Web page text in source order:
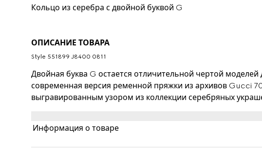
Кольцо из серебра с двойной буквой G
ОПИСАНИЕ ТОВАРА
Style ‎551899 J8400 0811
Двойная буква G остается отличительной чертой
современная версия ременной пряжки из архивов Gucci
выгравированным узором из коллекции серебряных
Информация о товаре